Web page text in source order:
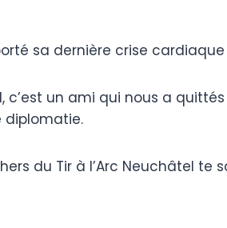
sa dernière crise
c’est un ami qui nous a
diplomatie.
du Tir à l’Arc Neuchâtel te